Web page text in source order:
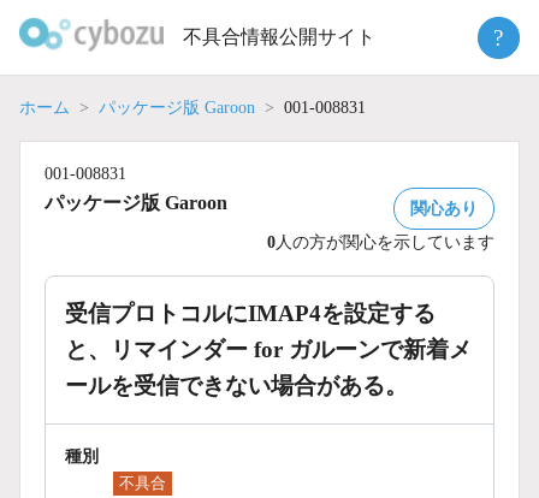
不具合情報公開サイト ?
ホーム パッケージ版 Garoon 001-008831
001-008831
パッケージ版 Garoon
関心あり
0 人の方が関心を示しています
受信プロトコルにIMAP4を設定する
と、リマインダー for ガルーンで新着メ
ールを受信できない場合がある。
種別
不具合